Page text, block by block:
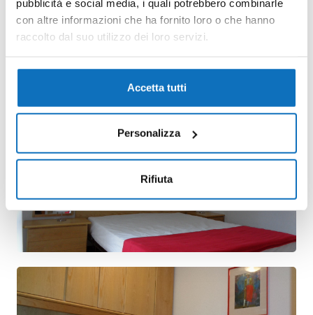
pubblicità e social media, i quali potrebbero combinarle
con altre informazioni che ha fornito loro o che hanno
raccolto dal suo utilizzo dei loro servizi.
Accetta tutti
Personalizza
Rifiuta